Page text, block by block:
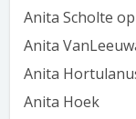
Anita Scholte
Anita
Anita
Anita Hoek